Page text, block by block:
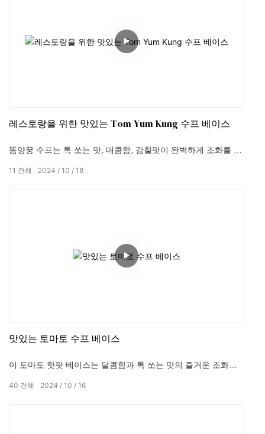
레스토랑을 위한 맛있는 Tom Yum Kung 수프 베이스
똠양꿍 수프는 톡 쏘는 맛, 매콤함, 감칠맛이 완벽하게 조화를 이
이 뿜어져 나옵니다.
2024 10 18
11 견해
맛있는 토마토 수프 베이스
이 토마토 핫팟 베이스는 달콤함과 톡 쏘는 맛의 즐거운 조화를
은색이 정말 식욕을 돋웁니다. 다음 냄비 요리를 위한 환상적인
옵션입니다.
2024 10 16
40 견해